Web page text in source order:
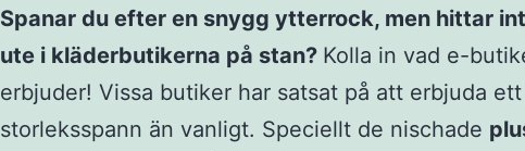
Spanar du efter en snygg ytterrock, men hittar
ute i kläderbutikerna på stan? Kolla in vad e-
erbjuder! Vissa butiker har satsat på att erbjuda
storleksspann än vanligt. Speciellt de nischade